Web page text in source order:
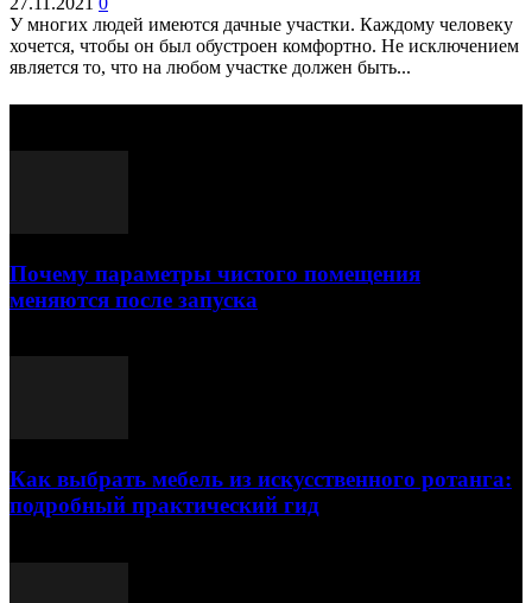
У многих людей имеются дачные участки. Каждому человеку
хочется, чтобы он был обустроен комфортно. Не исключением
является то, что на любом участке должен быть...
Почему параметры чистого помещения
меняются после запуска
Как выбрать мебель из искусственного ротанга:
подробный практический гид